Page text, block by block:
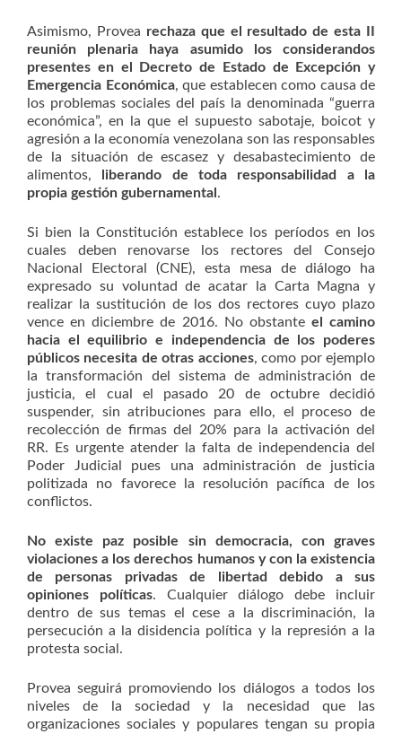
Asimismo, Provea rechaza que el resultado de esta II
reunión plenaria haya asumido los considerandos
presentes en el Decreto de Estado de Excepción y
Emergencia Económica, que establecen como causa de
los problemas sociales del país la denominada “guerra
económica”, en la que el supuesto sabotaje, boicot y
agresión a la economía venezolana son las responsables
de la situación de escasez y desabastecimiento de
alimentos,
liberando de toda responsabilidad a la
propia gestión gubernamental .
Si bien la Constitución establece los períodos en los
cuales deben renovarse los rectores del Consejo
Nacional Electoral (CNE), esta mesa de diálogo ha
expresado su voluntad de acatar la Carta Magna y
realizar la sustitución de los dos rectores cuyo plazo
vence en diciembre de 2016. No obstante el camino
hacia el equilibrio e independencia de los poderes
públicos necesita de otras acciones, como por ejemplo
la transformación del sistema de administración de
justicia, el cual el pasado 20 de octubre decidió
suspender, sin atribuciones para ello, el proceso de
recolección de firmas del 20% para la activación del
RR. Es urgente atender la falta de independencia del
Poder Judicial pues una administración de justicia
politizada no favorece la resolución pacífica de los
conflictos.
No existe paz posible sin democracia, con graves
violaciones a los derechos humanos y con la existencia
de personas privadas de libertad debido a sus
opiniones políticas. Cualquier diálogo debe incluir
dentro de sus temas el cese a la discriminación, la
persecución a la disidencia política y la represión a la
protesta social.
Provea seguirá promoviendo los diálogos a todos los
niveles de la sociedad y la necesidad que las
organizaciones sociales y populares tengan su propia